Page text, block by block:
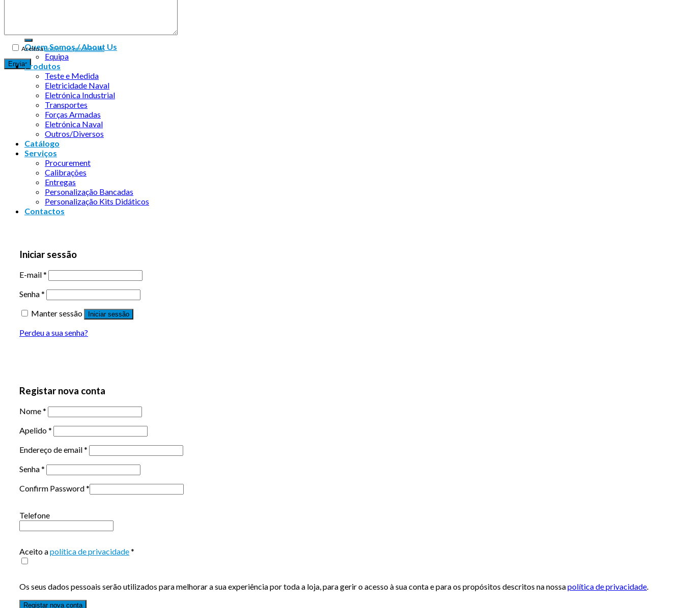
Aceito apolítica de privacidade
Quem Somos / About Us
Equipa
Produtos
Teste e Medida
Eletricidade Naval
Eletrónica Industrial
Transportes
Forças Armadas
Eletrónica Naval
Outros/Diversos
Catálogo
Serviços
Procurement
Calibrações
Entregas
Personalização Bancadas
Personalização Kits Didáticos
Contactos
Iniciar sessão
E-mail*
Senha*
Manter sessão
Iniciar sessão
Perdeu a sua senha?
Registar nova conta
Nome*
Apelido*
Endereço de email*
Senha*
Confirm Password*
Telefone
Aceito apolítica de privacidade*
Os seus dados pessoais serão utilizados para melhorar a sua experiência por toda a loja, para gerir o acesso à sua conta e para os propósitos descritos na nossapolítica de privacidade.
Registar nova conta